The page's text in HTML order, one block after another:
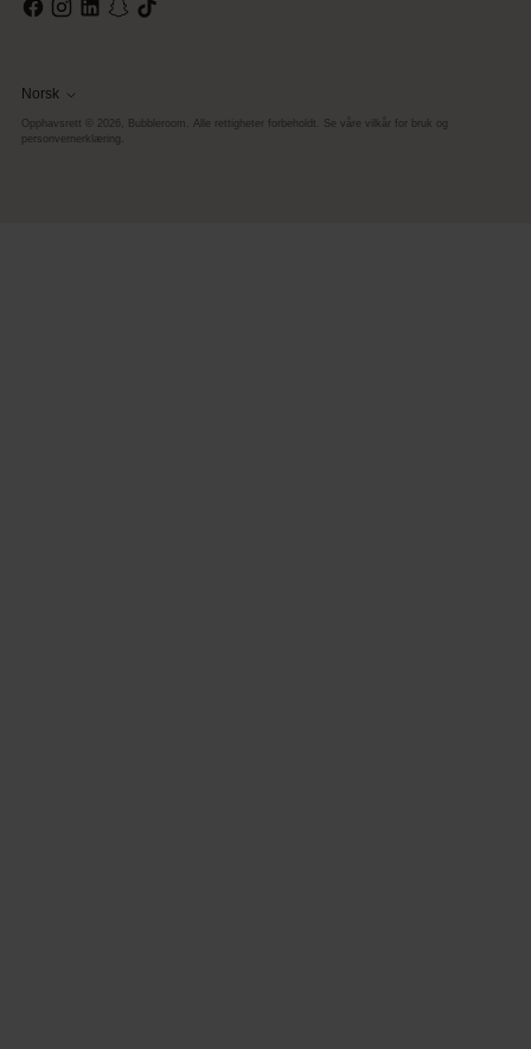
Språk
Norsk
Opphavsrett © 2026, Bubbleroom . Alle rettigheter forbeholdt. Se våre vilkår for bruk og
personvernerklæring.